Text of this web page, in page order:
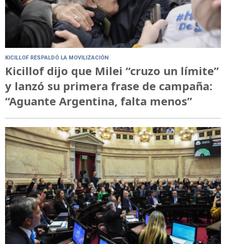
KICILLOF RESPALDÓ LA MOVILIZACIÓN
Kicillof dijo que Milei “cruzo un límite”
y lanzó su primera frase de campaña:
“Aguante Argentina, falta menos”